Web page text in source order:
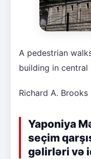
A pedestrian
building in
Richard A.
Yaponiya
seçim
gəlirləri və